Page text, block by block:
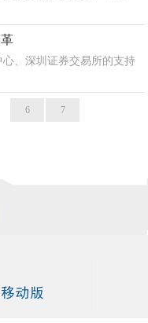
、深圳证券交易所的支持
6 7